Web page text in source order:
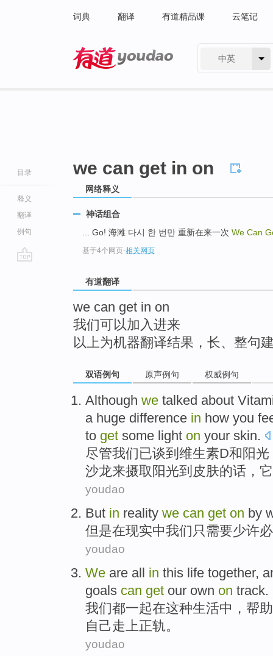
词典 翻译 有道精品课 云笔记
中英
目录
释义
翻译
例句
we can get in on
网络释义
神话组合
... Go! 海滩 다시 한 번만 重新在来一次 We Can
基于4个网页-相关网页
有道翻译
we can get in on
我们可以加入进来
以上为机器翻译结果，长、整句
双语例句 原声例句 权威例句
Although we talked about
a huge difference in how you
to get some light on your skin.
尽管我们已谈到 维生素D和 阳光
沙龙来摄取阳光到皮肤的话， 它
youdao
But in reality we can get on by
但是在现实中我们 只需要少许
youdao
We are all in this life together,
goals can get our own on track.
我们都一起在这种生活中， 帮助
自己走上正轨。
youdao